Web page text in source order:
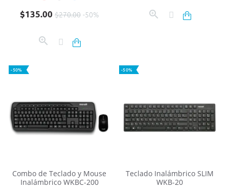
Precio base$270.00 -50%
Precio
$135.00
-50%
Combo de Teclado y Mouse
Inalámbrico WKBC-200
-50%
Teclado Inalámbrico SLIM
WKB-20